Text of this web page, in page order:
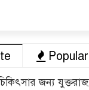
জন্য